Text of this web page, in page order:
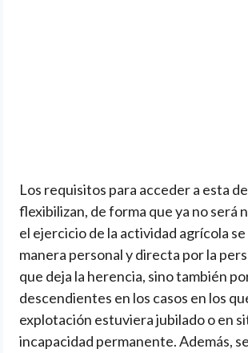
Los requisitos para acceder a esta
flexibilizan, de forma que ya no será
el ejercicio de la actividad agrícola
manera personal y directa por la
que deja la herencia, sino también
descendientes en los casos en los
explotación estuviera jubilado o en
incapacidad permanente. Además,